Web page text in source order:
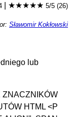
★★★★★ 5/5 (26)
Sławomir Kokłowski
lub
ZNACZNIKÓW
HTML <P